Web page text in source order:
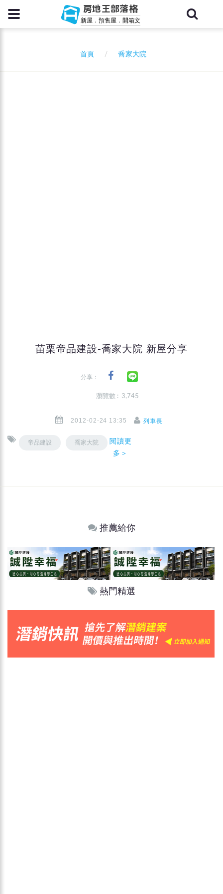
房地王部落格
新屋．預售屋．開箱文
首頁 喬家大院
苗栗帝品建設-喬家大院 新屋分享
分享：
瀏覽數 : 3,745
2012-02-24 13:35 列車長
帝品建設 喬家大院
閱讀更
多＞
推薦給你
熱門精選